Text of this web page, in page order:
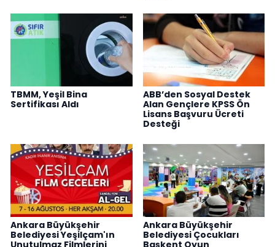
TBMM, Yeşil Bina
Sertifikası Aldı
ABB’den Sosyal Destek
Alan Gençlere KPSS Ön
Lisans Başvuru Ücreti
Desteği
Ankara Büyükşehir
Belediyesi Yeşilçam'ın
Unutulmaz Filmlerini
Ankara Büyükşehir
Belediyesi Çocukları
Başkent Oyun